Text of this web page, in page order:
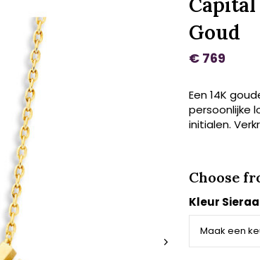
Goud
€ 769
Een 14K
persoonlijke
initialen.
Choose
Kleur